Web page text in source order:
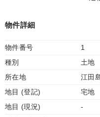
物件詳細
物件番号
1
種別
土地
所在地
江田
地目 (登記)
宅地
地目 (現況)
-